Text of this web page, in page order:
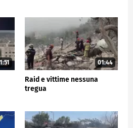
01:44
Raid e vittime nessuna
tregua